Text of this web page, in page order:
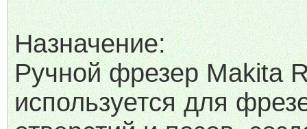
Назначение:
Ручной фрезер Makita
используется для